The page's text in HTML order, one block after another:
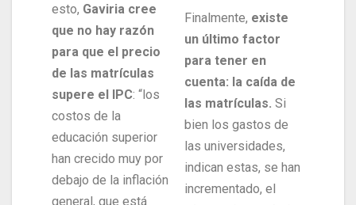
esto, Gaviria cree
que no hay razón
para que el precio
de las matrículas
supere el IPC: “los
costos de la
educación superior
han crecido muy por
debajo de la inflación
general, que está
Finalmente, existe
un último factor
para tener en
cuenta: la caída de
las matrículas. Si
bien los gastos de
las universidades,
indican estas, se han
incrementado, el